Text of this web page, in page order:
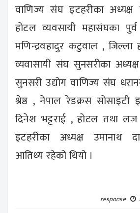
वाणिज्य संघ इटहरीका
होटल व्यवसायी महासंघका पुर्व
मणिन्द्रवहादुर कटुवाल , जिल्ला
व्यवासायी संघ सुनसरीका
सुनसरी उद्योग वाणिज्य संघ
श्रेष्ठ , नेपाल रेडक्रस सोसाइटी
दिनेश भट्टराई , होटल तथा लज
इटहरीका अध्यक्ष उमानाथ
आतिथ्य रहेको थियो ।
response